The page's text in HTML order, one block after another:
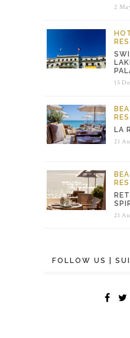
2
15
LA
21
21
FOLLOW US |